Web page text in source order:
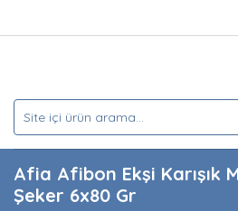
Afia Afibon Ekşi Karışık
Şeker 6x80 Gr